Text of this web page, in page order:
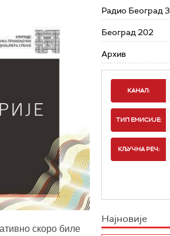
скоро биле
Радио Београд 3
Београд 202
Архив
КАНАЛ:
ТИП ЕМИСИЈЕ:
КЉУЧНА РЕЧ:
Најновије